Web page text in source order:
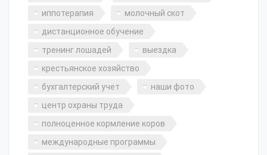
иппотерапия
молочный скот
дистанционное обучение
тренинг лошадей
выездка
крестьянское хозяйство
бухгалтерский учет
наши фото
центр охраны труда
полноценное кормление коров
международные программы